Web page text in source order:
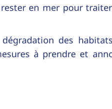
en mer pour
des
à prendre et